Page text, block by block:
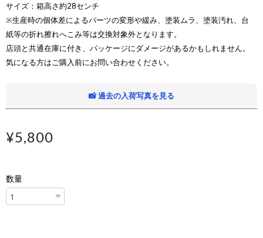
サイズ：箱高さ約28センチ
※生産時の個体差によるパーツの変形や緩み、塗装ムラ、塗装汚れ、台
紙等の折れ擦れへこみ等は交換対象外となります。
店頭と共通在庫に付き、パッケージにダメージがあるかもしれません。
気になる方はご購入前にお問い合わせください。
📸 過去の入荷写真を見る
¥5,800
数量